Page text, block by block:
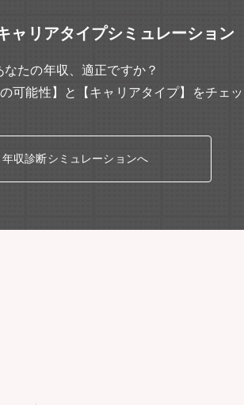
ャリアタイプシミュレーション
なたの年収、適正ですか？
可能性】と【キャリアタイプ】をチェッ
年収診断シミュレーションへ